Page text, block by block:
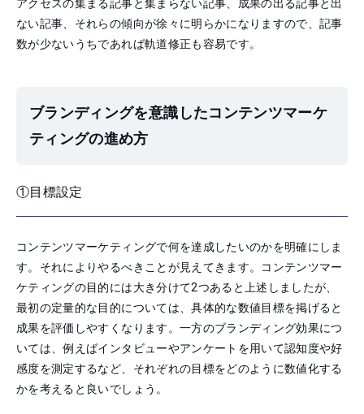
アクセスの集まる記事と集まらない記事、成果の出る記事と出
ない記事、それらの傾向が徐々に明らかになりますので、記事
数が少ないうちであれば軌道修正も容易です。
ブランディングを意識したコンテンツマーケ
ティングの進め方
①目標設定
コンテンツマーケティングで何を達成したいのかを明確にしま
す。それによりやるべきことが見えてきます。コンテンツマー
ケティングの目的には大き分けて2つあると上述しましたが、
最初の定量的な目的については、具体的な数値目標を掲げると
成果を評価しやすくなります。一方のブランディング効果につ
いては、例えばインタビューやアンケートを用いて認知度や好
感度を測定するなど、それぞれの目標をどのように数値化する
かを考えると良いでしょう。